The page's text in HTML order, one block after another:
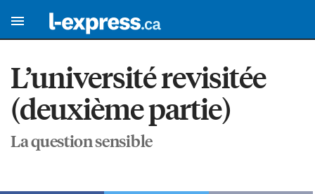
L’université revisitée
(deuxième partie)
La question sensible